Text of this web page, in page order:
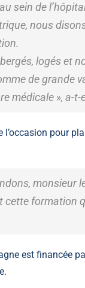
sein de
nous
logés et
de grande
médicale », a-t-
l’occasion pour
monsieur
cette formation
est financée